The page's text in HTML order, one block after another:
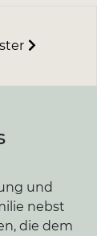
und
nebst
die dem